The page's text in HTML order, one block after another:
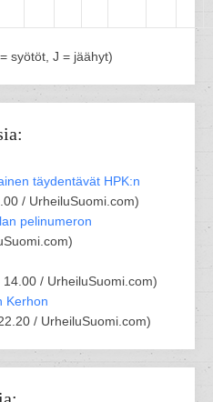
syötöt, J = jäähyt)
täydentävät HPK:n
/ UrheiluSuomi.com)
pelinumeron
)
14.00 / UrheiluSuomi.com)
Kerhon
/ UrheiluSuomi.com)